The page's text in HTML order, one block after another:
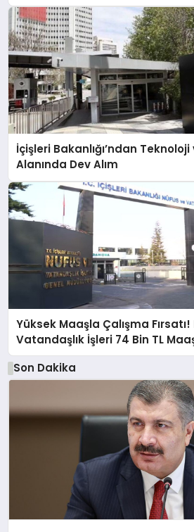
İçişleri Bakanlığı’ndan
Alanında Dev Alım
Yüksek Maaşla Çalışma
Vatandaşlık İşleri 74 Bin TL
Personel Alacak
Son Dakika